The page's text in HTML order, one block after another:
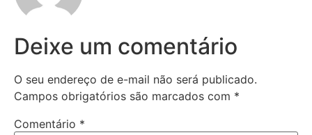
Deixe um comentário
O seu endereço de e-mail não será publicado.
Campos obrigatórios são marcados com *
Comentário *